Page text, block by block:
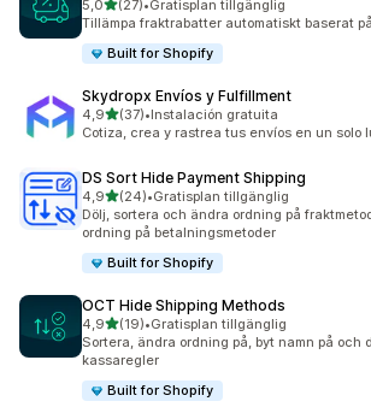
5,0av 5 stjärnor
(27)
27 recensioner totalt
•Gratisplan tillgänglig
Tillämpa fraktrabatter automatiskt baserat
Built for Shopify
Skydropx Envíos y Fulfillment
4,9av 5 stjärnor
(37)
37 recensioner totalt
•Instalación gratuita
Cotiza, crea y rastrea tus envíos en un solo
DS Sort Hide Payment Shipping
4,9av 5 stjärnor
(24)
24 recensioner totalt
•Gratisplan tillgänglig
Dölj, sortera och ändra ordning på
ordning på betalningsmetoder
Built for Shopify
OCT Hide Shipping Methods
4,9av 5 stjärnor
(19)
19 recensioner totalt
•Gratisplan tillgänglig
Sortera, ändra ordning på, byt namn på och
kassaregler
Built for Shopify